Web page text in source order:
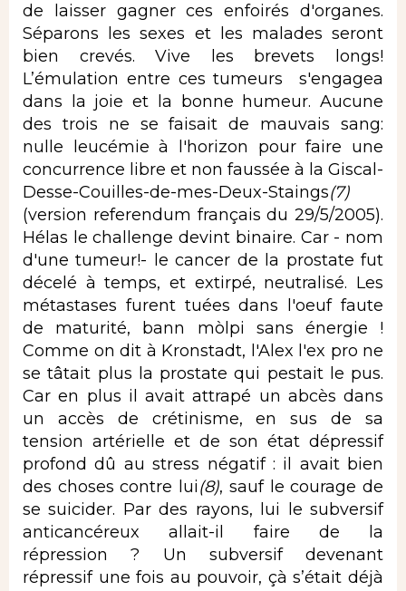
de laisser gagner ces enfoirés d'organes.
Séparons les sexes et les malades seront
bien crevés. Vive les brevets longs!
L’émulation entre ces tumeurs s'engagea
dans la joie et la bonne humeur. Aucune
des trois ne se faisait de mauvais sang:
nulle leucémie à l'horizon pour faire une
concurrence libre et non faussée à la Giscal-
Desse-Couilles-de-mes-Deux-Staings(7)
(version referendum français du 29/5/2005).
Hélas le challenge devint binaire. Car - nom
d'une tumeur!- le cancer de la prostate fut
décelé à temps, et extirpé, neutralisé. Les
métastases furent tuées dans l'oeuf faute
de maturité, bann mòlpi sans énergie !
Comme on dit à Kronstadt, l'Alex l'ex pro ne
se tâtait plus la prostate qui pestait le pus.
Car en plus il avait attrapé un abcès dans
un accès de crétinisme, en sus de sa
tension artérielle et de son état dépressif
profond dû au stress négatif : il avait bien
des choses contre lui(8), sauf le courage de
se suicider. Par des rayons, lui le subversif
anticancéreux allait-il faire de la
répression ? Un subversif devenant
répressif une fois au pouvoir, çà s’était déjà